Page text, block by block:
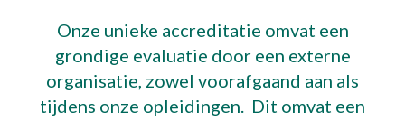
Onze unieke accreditatie omvat een
grondige evaluatie door een externe
organisatie, zowel voorafgaand aan als
tijdens onze opleidingen. Dit omvat een